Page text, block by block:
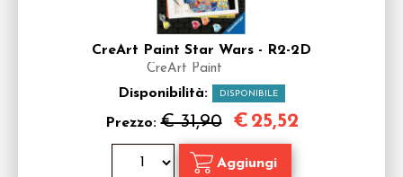
CreArt Paint Star Wars - R2-2D
CreArt Paint
Disponibilità: DISPONIBILE
Prezzo:€ 31,90 € 25,52